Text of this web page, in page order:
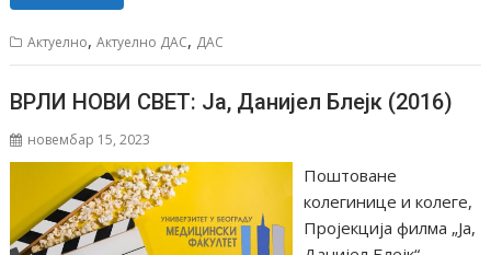
Актуелно,Актуелно ДАС, ДАС
ВРЛИ НОВИ СВЕТ: Ја, Данијел Блејк (2016)
новембар 15, 2023
Поштоване
колегинице и колеге,
Пројекција филма „Ја,